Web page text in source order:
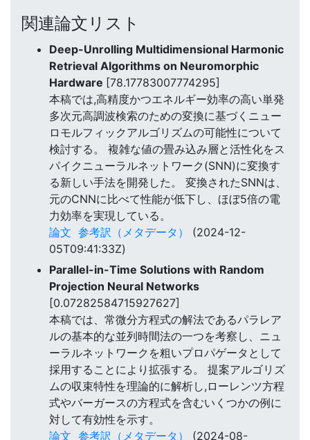
関連論文リスト
Deep-Unrolling Multidimensional Harmonic
Retrieval Algorithms on Neuromorphic
Hardware [78.17783007774295]
本稿では,高精度かつエネルギー効率の高い単発
多次元高調波検索のための変換に基づくニュー
ロモルフィックアルゴリズムの可能性について
検討する。 複雑な値の畳み込み層と活性化をス
パイクニューラルネットワーク(SNN)に変換す
る新しい手法を開発した。 変換されたSNNは、
元のCNNに比べて性能が低下し、ほぼ5倍の電
力効率を実現している。
論文 参考訳（メタデータ）
(2024-12-
05T09:41:33Z)
Parallel-in-Time Solutions with Random
Projection Neural Networks
[0.07282584715927627]
本稿では、常微分方程式の解法であるパラレア
ルの基本的な並列時間法の一つを考察し、ニュ
ーラルネットワークを粗いプロパゲータとして
採用することにより拡張する。 提案アルゴリズ
ムの収束特性を理論的に解析し,ローレンツ方程
式やバーガースの方程式を含むいくつかの例に
対して有効性を示す。
論文 参考訳（メタデータ） (2024-08-